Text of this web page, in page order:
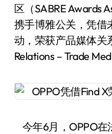
区（SABRE Awards
携手博雅公关，凭借
动，荣获产品媒体关
Relations – Trade
今年6月，OPPO在